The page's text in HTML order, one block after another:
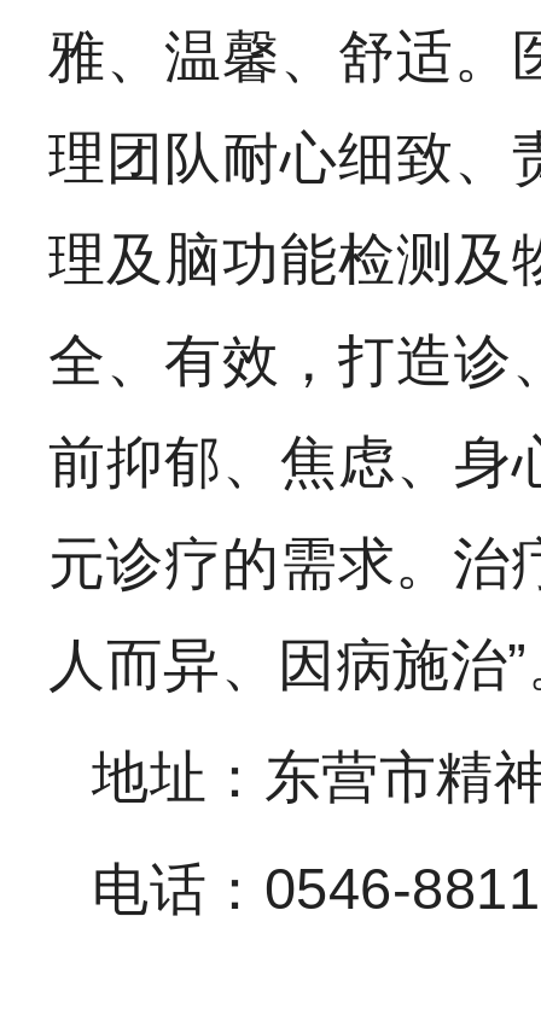
雅、温馨、舒适。
理团队耐心细致、
理及脑功能检测及
全、有效，打造诊
前抑郁、焦虑、身
元诊疗的需求。治
人而异、因病施治
地址：东营市精
电话：0546-